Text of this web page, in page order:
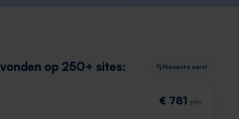
op 250+ sites: Nieuwste eerst
€ 781 p/m